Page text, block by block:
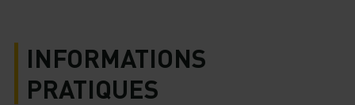
INFORMATIONS
PRATIQUES